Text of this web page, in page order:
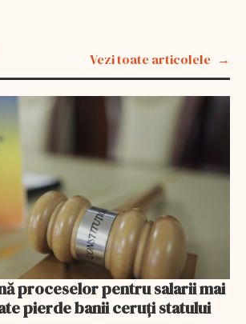
Vezi toate articolele
proceselor pentru salarii mai
pierde banii ceruți statului